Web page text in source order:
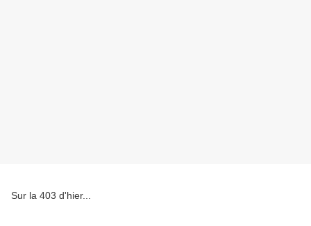
Sur la 403 d'hier...